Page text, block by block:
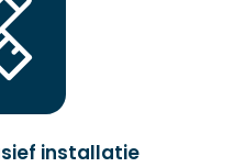
installatie